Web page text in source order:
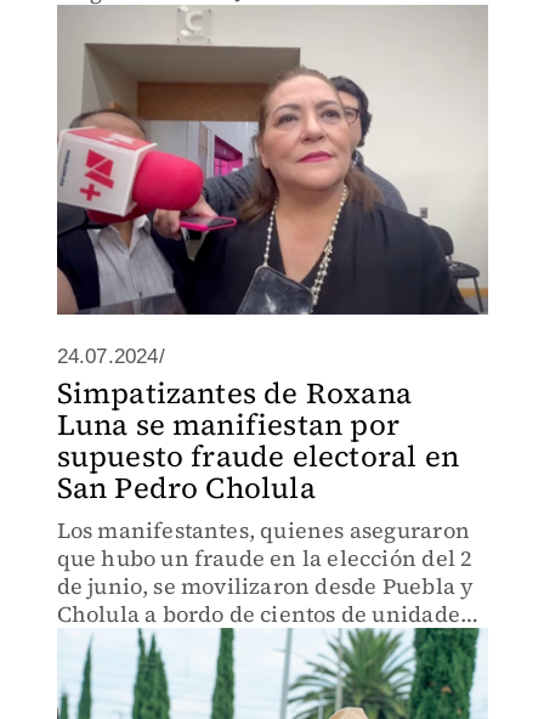
24.07.2024/
Simpatizantes de Roxana
Luna se manifiestan por
supuesto fraude electoral en
San Pedro Cholula
Los manifestantes, quienes aseguraron
que hubo un fraude en la elección del 2
de junio, se movilizaron desde Puebla y
Cholula a bordo de cientos de unidades
del transporte público.